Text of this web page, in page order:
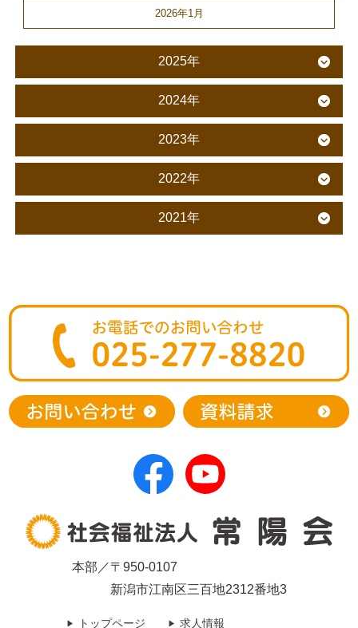
2026年1月
2025年
2024年
2023年
2022年
2021年
本部／〒950-0107
新潟市江南区三百地2312番地3
トップページ 求人情報